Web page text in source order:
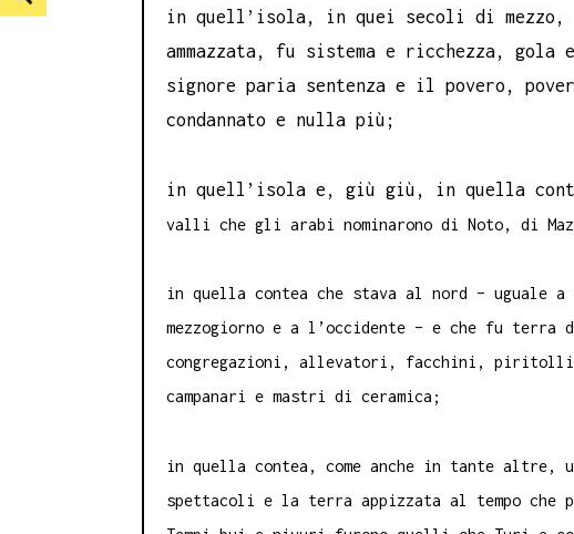
in quell’isola, in quei secoli di mezzo,
ammazzata, fu sistema e ricchezza,
signore paria sentenza e il povero,
condannato e nulla più;
in quell’isola e, giù giù, in quella
valli che gli arabi nominarono di Noto, di
in quella contea che stava al nord – uguale
mezzogiorno e a l’occidente – e che fu
congregazioni, allevatori, facchini,
campanari e mastri di ceramica;
in quella contea, come anche in tante
spettacoli e la terra appizzata al tempo